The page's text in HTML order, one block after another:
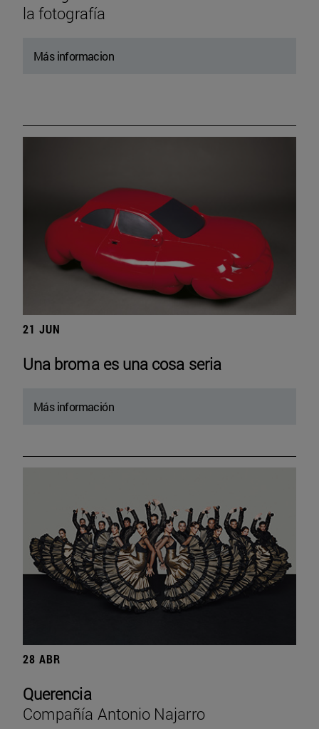
la fotografía
Más informacion
21 JUN
Una broma es una cosa seria
Más información
28 ABR
Querencia
Compañía Antonio Najarro